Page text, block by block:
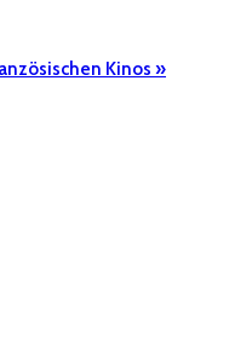
Kinos »